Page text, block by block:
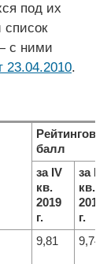
под их
список
с ними
.
балл
за IV
кв.
2019
г.
за III
кв.
2019
г.
9,81 9,74